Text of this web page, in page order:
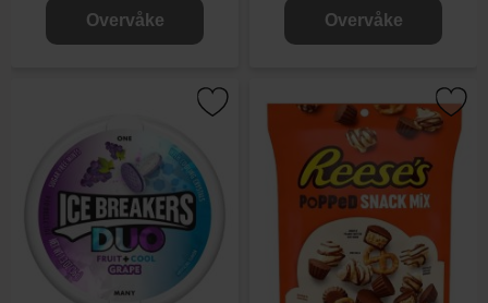
Overvåke Overvåke